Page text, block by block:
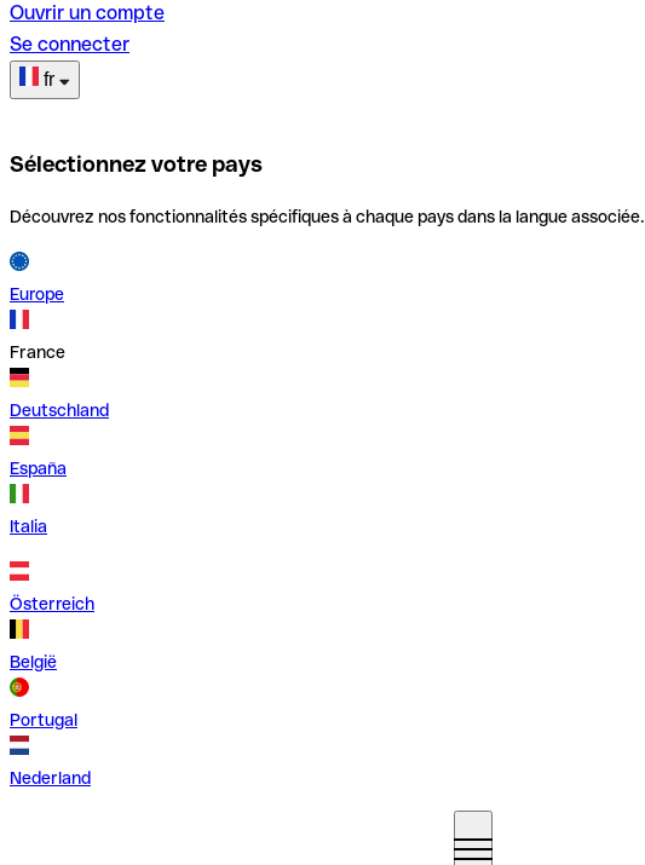
Ouvrir un compte
Se connecter
fr
Sélectionnez votre pays
Découvrez nos fonctionnalités spécifiques à chaque pays dans la langue associée.
Europe
France
Deutschland
España
Italia
Österreich
België
Portugal
Nederland